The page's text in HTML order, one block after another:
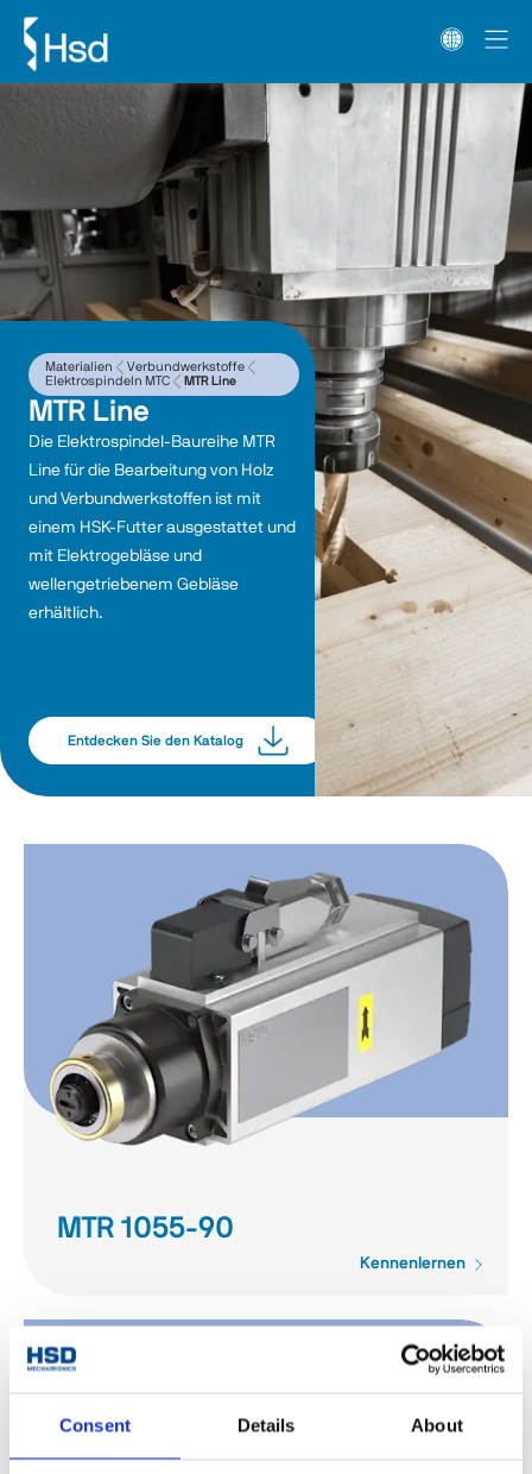
Consent Details About
Materialien
Verbundwerkstoffe
Elektrospindeln MTC
MTR Line
MTR Line
Die Elektrospindel-Baureihe MTR
Line für die Bearbeitung von Holz
und Verbundwerkstoffen ist mit
einem HSK-Futter ausgestattet und
mit Elektrogebläse und
wellengetriebenem Gebläse
erhältlich.
Entdecken Sie den Katalog
MTR 1055-90
Kennenlernen